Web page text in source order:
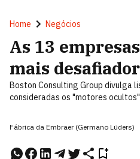
Home Negócios
As 13
mais
Boston Consulting Group divulga
consideradas os "motores
Fábrica da Embraer (Germano Lüders)